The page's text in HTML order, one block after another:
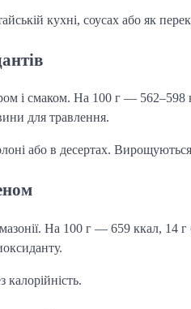
кухні, соусах або як
і смаком. На 100 г — 562–598
для травлення.
або в десертах.
На 100 г — 659 ккал, 14